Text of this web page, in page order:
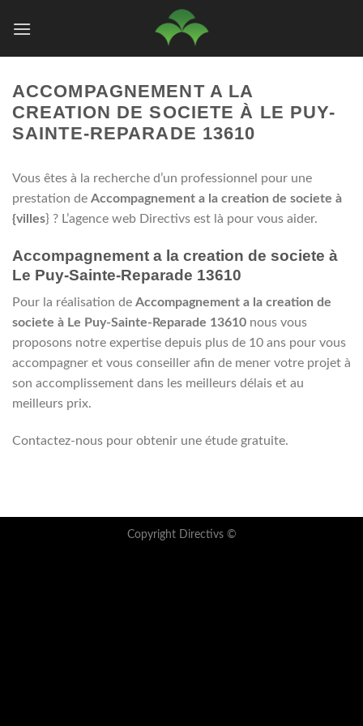
ACCOMPAGNEMENT A LA
CREATION DE SOCIETE À LE PUY-
SAINTE-REPARADE 13610
Vous êtes à la recherche d’un professionnel pour une
prestation de Accompagnement a la creation de societe à
{villes} ? L’agence web Directivs est là pour vous aider.
Accompagnement a la creation de societe à
Le Puy-Sainte-Reparade 13610
Pour la réalisation de Accompagnement a la creation de
societe à Le Puy-Sainte-Reparade 13610 nous vous
proposons notre expertise depuis plus de 10 ans pour vous
accompagner et vous conseiller afin de mener votre projet à
son accomplissement dans les meilleurs délais et au
meilleurs prix.
Contactez-nous pour obtenir une étude gratuite.
Copyright Directivs ©